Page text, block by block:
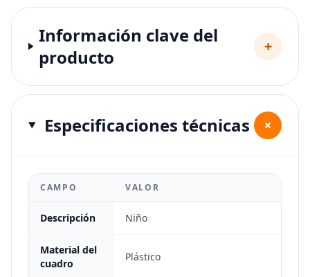
Información clave del
producto
+
Especificaciones técnicas +
CAMPO VALOR
Descripción Niño
Material del
cuadro
Plástico